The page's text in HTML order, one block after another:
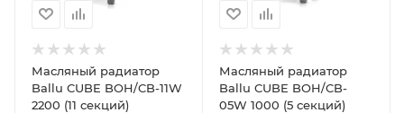
Масляный радиатор
Ballu CUBE BOH/CB-11W
2200 (11 секций)
Масляный радиатор
Ballu CUBE BOH/CB-
05W 1000 (5 секций)